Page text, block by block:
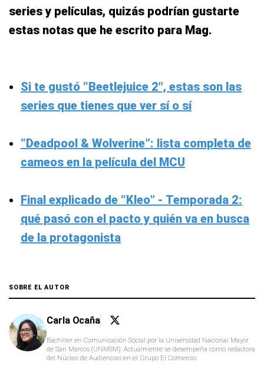
series y películas, quizás podrían gustarte
estas notas que he escrito para Mag.
Si te gustó “Beetlejuice 2″, estas son las
series que tienes que ver sí o sí
“Deadpool & Wolverine”: lista completa de
cameos en la película del MCU
Final explicado de “Kleo” - Temporada 2:
qué pasó con el pacto y quién va en busca
de la protagonista
SOBRE EL AUTOR
Carla Ocaña
Bachiller en Comunicación Social por la Universidad Nacional Mayor
de San Marcos (UNMSM). Actualmente se desempeña como redactora
del Núcleo de Audiencias en el Grupo El Comercio.